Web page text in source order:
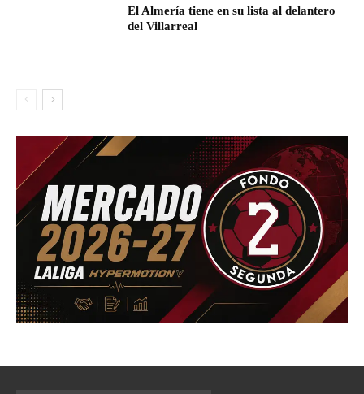
El Almería tiene en su lista al delantero
del Villarreal